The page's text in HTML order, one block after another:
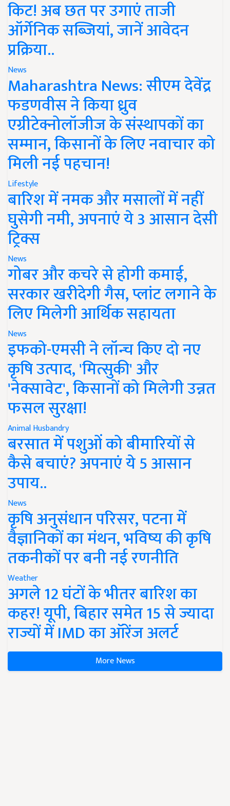
किट! अब छत पर उगाएं ताजी
ऑर्गेनिक सब्जियां, जानें आवेदन
प्रक्रिया..
News
Maharashtra News: सीएम देवेंद्र
फडणवीस ने किया ध्रुव
एग्रीटेक्नोलॉजीज के संस्थापकों का
सम्मान, किसानों के लिए नवाचार को
मिली नई पहचान!
Lifestyle
बारिश में नमक और मसालों में नहीं
घुसेगी नमी, अपनाएं ये 3 आसान देसी
ट्रिक्स
News
गोबर और कचरे से होगी कमाई,
सरकार खरीदेगी गैस, प्लांट लगाने के
लिए मिलेगी आर्थिक सहायता
News
इफको-एमसी ने लॉन्च किए दो नए
कृषि उत्पाद, 'मित्सुकी' और
'नेक्सावेट', किसानों को मिलेगी उन्नत
फसल सुरक्षा!
Animal Husbandry
बरसात में पशुओं को बीमारियों से
कैसे बचाएं? अपनाएं ये 5 आसान
उपाय..
News
कृषि अनुसंधान परिसर, पटना में
वैज्ञानिकों का मंथन, भविष्य की कृषि
तकनीकों पर बनी नई रणनीति
Weather
अगले 12 घंटों के भीतर बारिश का
कहर! यूपी, बिहार समेत 15 से ज्यादा
राज्यों में IMD का ऑरेंज अलर्ट
More News